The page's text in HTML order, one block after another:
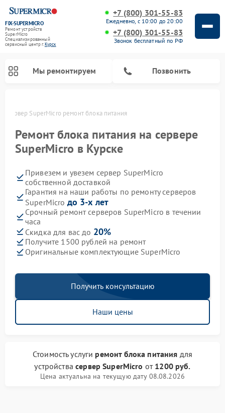
FIX-SUPERMICRO
Ремонт устройств
SuperMicro
Специализированный
cервисный центр г.Курск
+7 (800) 301-55-83
Ежедневно, с 10:00 до 20:00
+7 (800) 301-55-83
Звонок бесплатный по РФ
Мы ремонтируем Позвонить
Сервер SuperMicro ремонт блока питания
Ремонт блока питания на сервере
SuperMicro в Курске
Привезем и увезем сервер SuperMicro
собственной доставкой
Гарантия на наши работы по ремонту серверов
SuperMicro до 3-х лет
Срочный ремонт серверов SuperMicro в течении
часа
Скидка для вас до 20%
Получите 1500 рублей на ремонт
Оригинальные комплектующие SuperMicro
Получить консультацию
Наши цены
Стоимость услуги ремонт блока питания для
устройствасервер SuperMicro от 1200 руб.
Цена актуальна на текущую дату 08.08.2026